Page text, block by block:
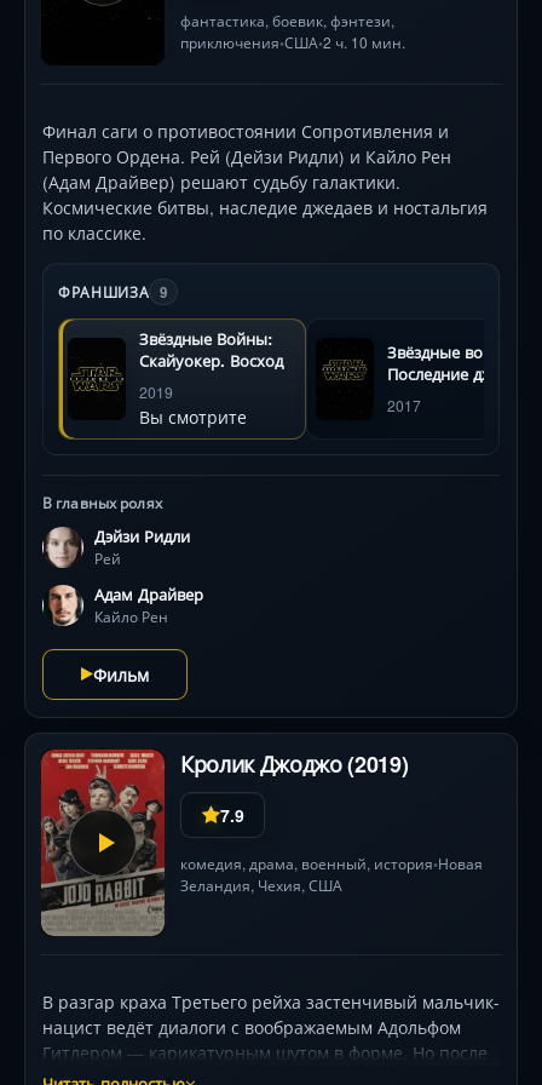
фантастика, боевик, фэнтези,
приключения•США•2 ч. 10 мин.
Финал саги о противостоянии Сопротивления и
Первого Ордена. Рей (Дейзи Ридли) и Кайло Рен
(Адам Драйвер) решают судьбу галактики.
Космические битвы, наследие джедаев и ностальгия
по классике.
ФРАНШИЗА 9
Звёздные Войны:
Скайуокер. Восход
2019
Вы смотрите
Звёздные войны:
Последние джедаи
2017
В главных ролях
Дэйзи Ридли
Рей
Адам Драйвер
Кайло Рен
Фильм
Кролик Джоджо (2019)
7.9
комедия, драма, военный, история•Новая
Зеландия, Чехия, США
В разгар краха Третьего рейха застенчивый мальчик-
нацист ведёт диалоги с воображаемым Адольфом
Гитлером — карикатурным шутом в форме. Но после
неудачного «боевого крещения» и прозвища